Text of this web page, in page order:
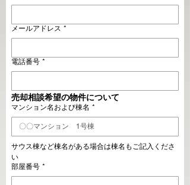
メールアドレス *
電話番号 *
売却相談希望の物件について
マンション名および棟名 *
サウス棟など棟名がある場合は棟名もご記入くださ
い
部屋番号 *